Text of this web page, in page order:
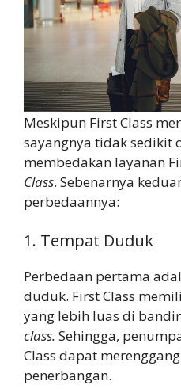
Meskipun First Class
sayangnya tidak sedikit
membedakan layanan
Class. Sebenarnya
perbedaannya:
1. Tempat Duduk
Perbedaan pertama
duduk. First Class
yang lebih luas di
class. Sehingga,
Class dapat
penerbangan.